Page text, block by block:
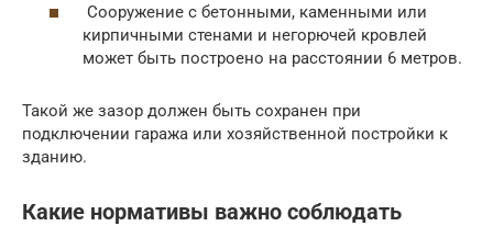
Сооружение с бетонными, каменными или
кирпичными стенами и негорючей кровлей
может быть построено на расстоянии 6 метров.
Такой же зазор должен быть сохранен при
подключении гаража или хозяйственной постройки к
зданию.
Какие нормативы важно соблюдать